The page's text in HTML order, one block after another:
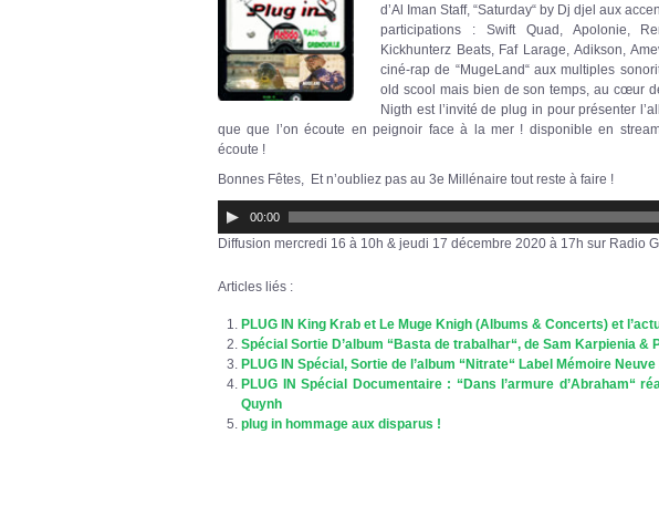
d’Al Iman Staff, “Saturday“ by Dj djel aux
participations : Swift Quad, Apolonie,
Kickhunterz Beats, Faf Larage, Adikson,
ciné-rap de “MugeLand“ aux multiples
old scool mais bien de son temps, au cœur
Nigth est l’invité de plug in pour présenter
que que l’on écoute en peignoir face à la mer ! disponible en
écoute !
Bonnes Fêtes, Et n’oubliez pas au 3e Millénaire tout reste à faire !
audio00:00
Diffusion mercredi 16 à 10h & jeudi 17 décembre 2020 à 17h sur Radio
Articles liés :
PLUG IN King Krab et Le Muge Knigh (Albums & Concerts) et
Spécial Sortie D’album “Basta de trabalhar“, de Sam Karpienia &
PLUG IN Spécial, Sortie de l’album “Nitrate“ Label Mémoire Neuve
PLUG IN Spécial Documentaire : “Dans l’armure d’Abraham“
Quynh
plug in hommage aux disparus !